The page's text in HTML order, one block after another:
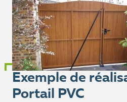
Exemple de
Portail PVC